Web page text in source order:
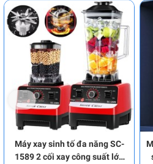
Máy xay sinh tố đa năng SC-
1589 2 cối xay công suất lớn